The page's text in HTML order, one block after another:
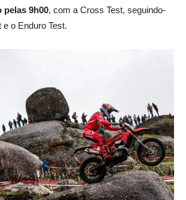
pelas 9h00, com a Cross Test, seguindo-
o Enduro Test.